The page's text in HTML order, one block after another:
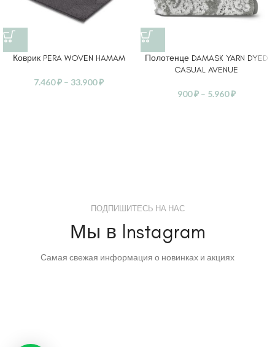
Коврик PERA WOVEN HAMAM
7.460₽ – 33.900₽
Полотенце DAMASK YARN DYED
CASUAL AVENUE
900₽ – 5.960₽
ПОДПИШИТЕСЬ НА НАС
Мы в Instagram
Самая свежая информация о новинках и акциях